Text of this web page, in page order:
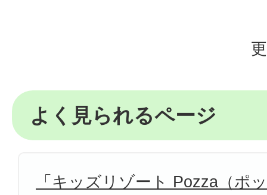
よく見られるページ
「キッズリゾート Pozza（ポ